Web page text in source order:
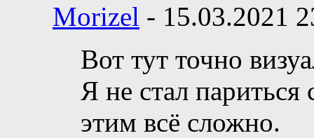
Morizel - 15.03.2021
Вот тут точно
Я не стал
этим всё сложно.